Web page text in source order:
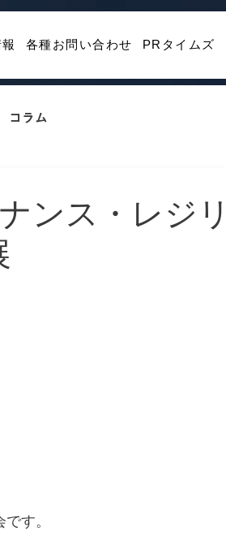
各種お問い合わせ PRタイムズ
コラム
ンス・レジリ
す。